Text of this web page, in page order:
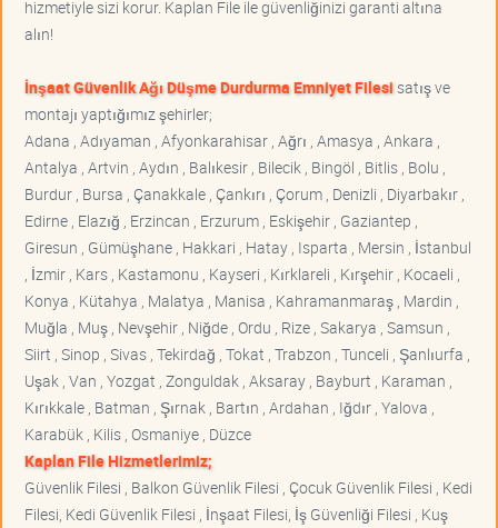
hizmetiyle sizi korur. Kaplan File ile güvenliğinizi garanti altına
alın!
İnşaat Güvenlik Ağı Düşme Durdurma Emniyet Filesisatış ve
montajı yaptığımız şehirler;
Adana , Adıyaman , Afyonkarahisar , Ağrı , Amasya , Ankara ,
Antalya , Artvin , Aydın , Balıkesir , Bilecik , Bingöl , Bitlis , Bolu ,
Burdur , Bursa , Çanakkale , Çankırı , Çorum , Denizli , Diyarbakır ,
Edirne , Elazığ , Erzincan , Erzurum , Eskişehir , Gaziantep ,
Giresun , Gümüşhane , Hakkari , Hatay , Isparta , Mersin , İstanbul
, İzmir , Kars , Kastamonu , Kayseri , Kırklareli , Kırşehir , Kocaeli ,
Konya , Kütahya , Malatya , Manisa , Kahramanmaraş , Mardin ,
Muğla , Muş , Nevşehir , Niğde , Ordu , Rize , Sakarya , Samsun ,
Siirt , Sinop , Sivas , Tekirdağ , Tokat , Trabzon , Tunceli , Şanlıurfa ,
Uşak , Van , Yozgat , Zonguldak , Aksaray , Bayburt , Karaman ,
Kırıkkale , Batman , Şırnak , Bartın , Ardahan , Iğdır , Yalova ,
Karabük , Kilis , Osmaniye , Düzce
Kaplan File Hizmetlerimiz;
Güvenlik Filesi , Balkon Güvenlik Filesi , Çocuk Güvenlik Filesi , Kedi
Filesi, Kedi Güvenlik Filesi , İnşaat Filesi, İş Güvenliği Filesi , Kuş